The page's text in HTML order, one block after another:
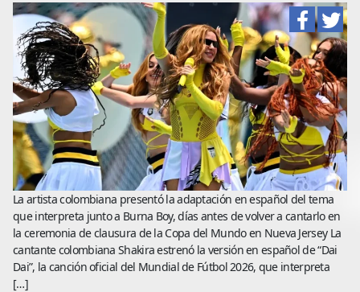
La artista colombiana presentó la adaptación en español del tema
que interpreta junto a Burna Boy, días antes de volver a cantarlo en
la ceremonia de clausura de la Copa del Mundo en Nueva Jersey La
cantante colombiana Shakira estrenó la versión en español de “Dai
Dai”, la canción oficial del Mundial de Fútbol 2026, que interpreta
[…]